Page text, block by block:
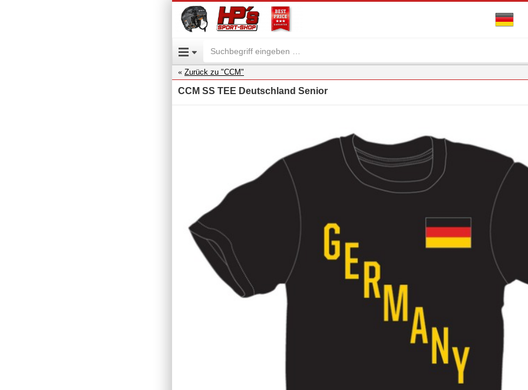
Zurück zu "CCM"
CCM SS TEE Deutschland Senior